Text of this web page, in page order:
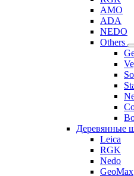
AMO
ADA
NEDO
Others
Деревянные
Leica
RGK
Nedo
GeoMax